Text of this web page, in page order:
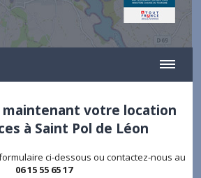
maintenant votre location
à Saint Pol de Léon
ci-dessous ou contactez-nous au
06 15 55 65 17